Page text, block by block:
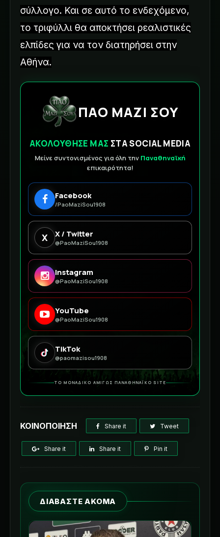
σύλλογο. Και σε αυτό το ενδεχόμενο,
το τριφύλλι θα αποκτήσει ρεαλιστικές
ελπίδες για να τον διατηρήσει στην
Αθήνα.
ΠΑΟ ΜΑΖΙ ΣΟΥ
ΑΚΟΛΟΥΘΗΣΕ ΜΑΣ ΣΤΑ SOCIAL MEDIA
Μείνε συντονισμένος για όλη την Παναθηναϊκή
επικαιρότητα!
Facebook
/PaoMaziSou1908
X X / Twitter
@PaoMaziSou1908
Instagram
@PaoMaziSou1908
YouTube
@PaoMaziSou1908
TikTok
@paomazisou1908
ΤΟ ΜΟΝΑΔΙΚΟ ΑΜΙΓΩΣ ΠΑΝΑΘΗΝΑΪΚΟ SITE
ΚΟΙΝΟΠΟΙΗΣΗ Share it Tweet
Share it Share it Pin it
ΔΙΑΒΑΣΤΕ ΑΚΟΜΑ